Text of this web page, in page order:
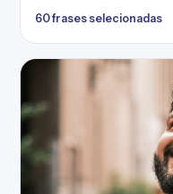
60 frases selecionadas